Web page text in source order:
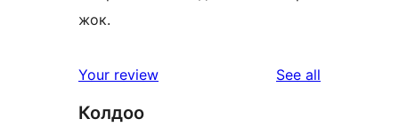
жок.
Your review See all
Колдоо